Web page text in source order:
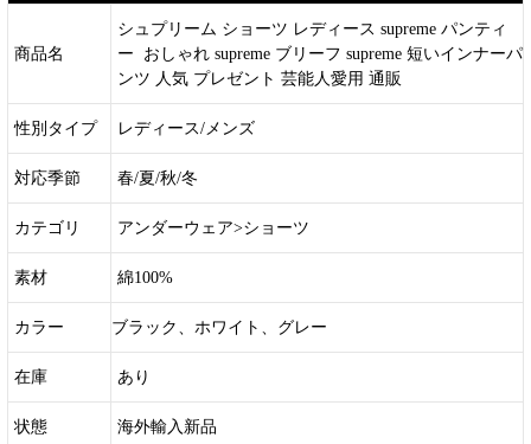
商品名
シュプリーム ショーツ レディース supreme パンティ
ー おしゃれ supreme ブリーフ supreme 短いインナーパ
ンツ 人気 プレゼント 芸能人愛用 通販
性別タイプ レディース/メンズ
対応季節 春/夏/秋/冬
カテゴリ アンダーウェア>ショーツ
素材 綿100%
カラー ブラック、ホワイト、グレー
在庫 あり
状態 海外輸入新品